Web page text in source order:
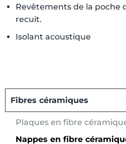
Fibres céramiques
Plaques en fibre
Nappes en fibre
Revêtements de la poche
recuit.
Isolant acoustique